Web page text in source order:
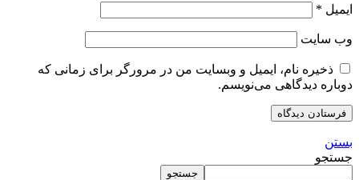
ایمیل *
وب‌ سایت
ذخیره نام، ایمیل و وبسایت من در مرورگر برای زمانی که
دوباره دیدگاهی می‌نویسم.
بستن
جستجو
جستجو